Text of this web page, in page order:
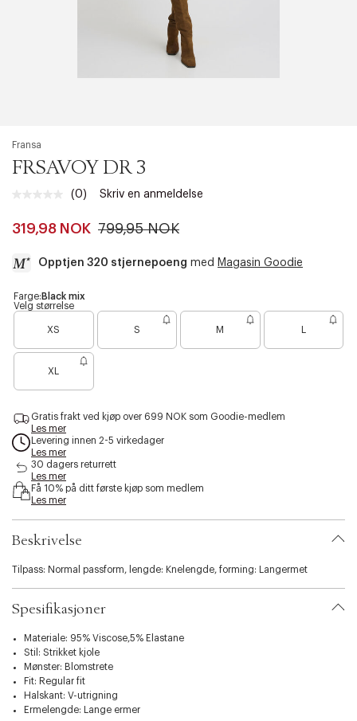
Fransa
FRSAVOY DR 3
Ingen
Samme
sidelenke.
(0) Skriv en anmeldelse
319,98 NOK 799,95 NOK
Opptjen 320 stjernepoeng med Magasin Goodie
a
c
s
i
l
i
y
.
v
i
t
n
s
e
l
e
c
t
Farge: Black mix
Velg størrelse
XS
r
o
n
f
i
j
n
S M
XL
Gratis frakt ved kjøp over 699 NOK som Goodie-medlem
Les mer
Levering innen 2-5 virkedager
Les mer
30 dagers returrett
Les mer
Få 10% på ditt første kjøp som medlem
Les mer
Beskrivelse
Tilpass: Normal passform, lengde: Knelengde, forming: Langermet
Spesifikasjoner
Materiale: 95% Viscose,5% Elastane
Stil: Strikket kjole
Mønster: Blomstrete
Fit: Regular fit
Halskant: V-utrigning
Ermelengde: Lange ermer